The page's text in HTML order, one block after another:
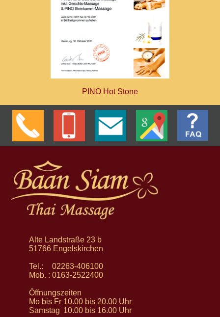
PINO Hot Stone
Alte Landstraße 23 b
51766 Engelskirchen
Tel.:
02263-406100
Mob. : 0163-2522400
Öffnungszeiten
Mo bis Fr10.00 bis 20.00 Uhr
Samstag 10.00 bis 16.00 Uhr